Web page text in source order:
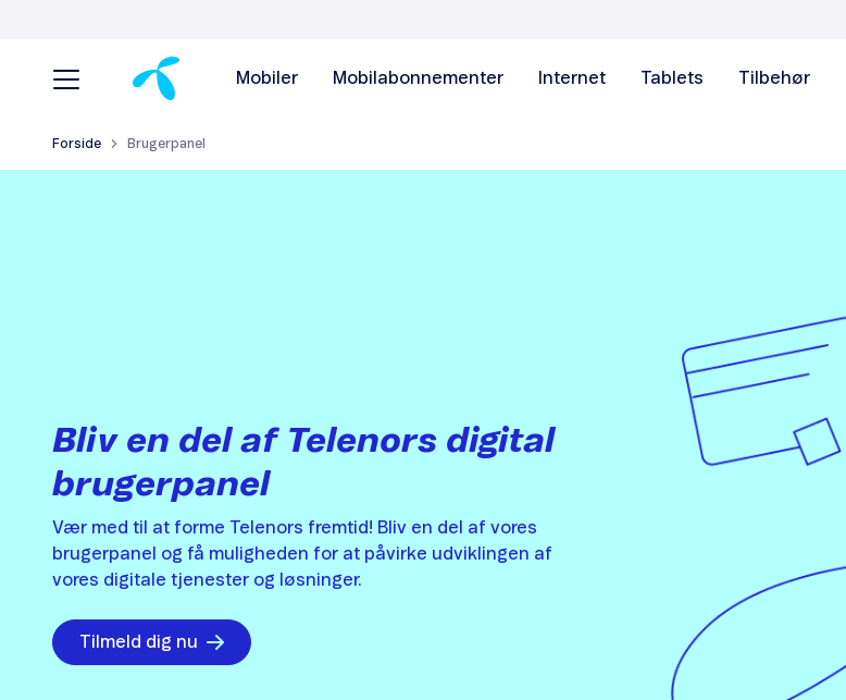
Mobiler Mobilabonnementer Internet Tablets Tilbehør
Forside Brugerpanel
Bliv en del af Telenors digital
brugerpanel
Vær med til at forme Telenors fremtid! Bliv en del af vores
brugerpanel og få muligheden for at påvirke udviklingen af
vores digitale tjenester og løsninger.
Tilmeld dig nu